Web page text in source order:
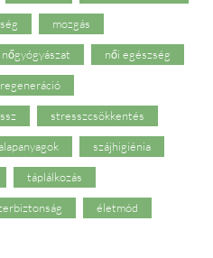
mozgás
nőgyógyászat női egészség
regeneráció
stresszcsökkentés
szájhigiénia
táplálkozás
életmód